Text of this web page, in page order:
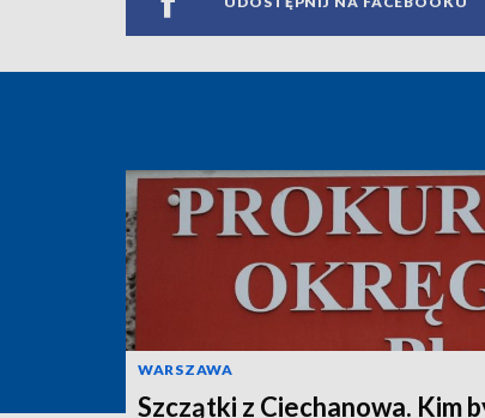
WARSZAWA
Szczątki z Ciechanowa. Kim